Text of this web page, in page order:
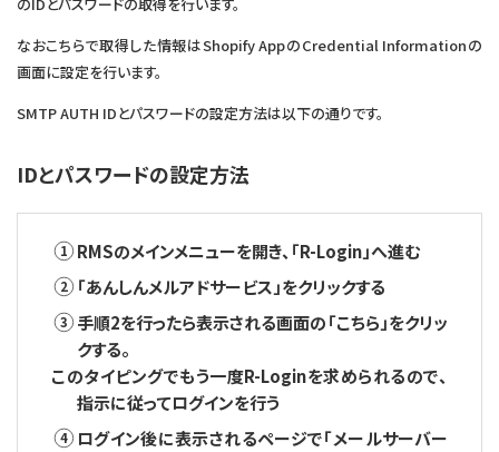
なおこちらで取得した情報はShopify AppのCredential Informationの
画面に設定を行います。
SMTP AUTH IDとパスワードの設定方法は以下の通りです。
IDとパスワードの設定方法
RMSのメインメニューを開き、「R-Login」へ進む
「あんしんメルアドサービス」をクリックする
手順2を行ったら表示される画面の「こちら」をクリッ
クする。
このタイピングでもう一度R-Loginを求められるので、
指示に従ってログインを行う
ログイン後に表示されるページで「メールサーバー